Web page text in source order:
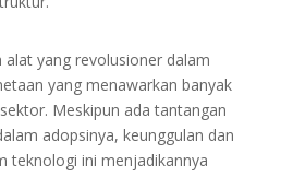
alat yang revolusioner dalam
yang menawarkan banyak
Meskipun ada tantangan
adopsinya, keunggulan dan
teknologi ini menjadikannya